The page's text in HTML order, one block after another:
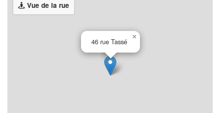
Vue de la rue
46 rue Tassé
×